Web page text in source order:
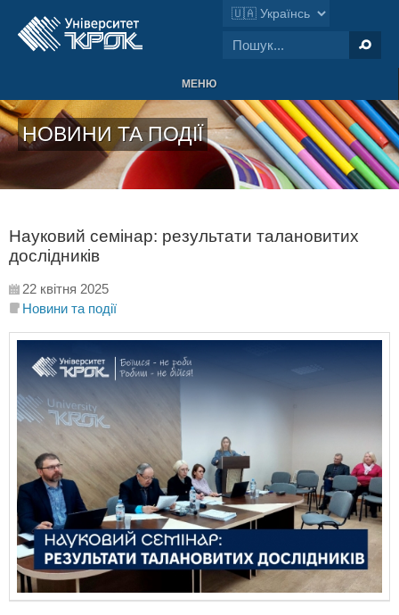
МЕНЮ
НОВИНИ ТА ПОДІЇ
Науковий семінар: результати талановитих
дослідників
22 квітня 2025
Новини та події